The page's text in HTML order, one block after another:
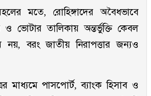
মতে, রোহিঙ্গাদের অবৈধভাবে
ও ভোটার তালিকায় অন্তর্ভুক্তি কেবল
নয়, বরং জাতীয় নিরাপত্তার জন্যও
মাধ্যমে পাসপোর্ট, ব্যাংক হিসাব ও